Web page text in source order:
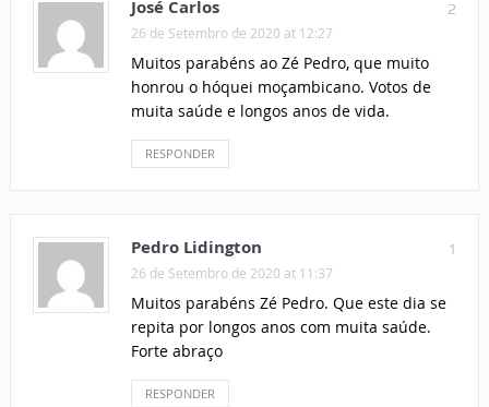
2
José Carlos
26 de Setembro de 2020 at 12:27
Muitos parabéns ao Zé Pedro, que muito
honrou o hóquei moçambicano. Votos de
muita saúde e longos anos de vida.
RESPONDER
1
Pedro Lidington
26 de Setembro de 2020 at 11:37
Muitos parabéns Zé Pedro. Que este dia se
repita por longos anos com muita saúde.
Forte abraço
RESPONDER